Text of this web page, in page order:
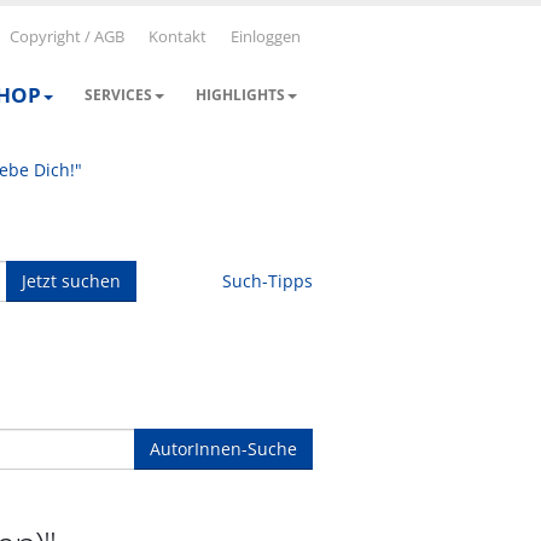
Copyright / AGB Kontakt Einloggen
SERVICES HIGHLIGHTS
Dich!"
Jetzt suchen Such-Tipps
AutorInnen-Suche